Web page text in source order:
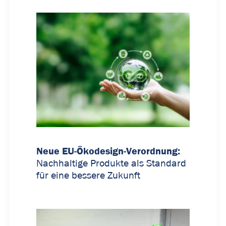
Neue EU-Ökodesign-Verordnung:
Nachhaltige Produkte als Standard
für eine bessere Zukunft